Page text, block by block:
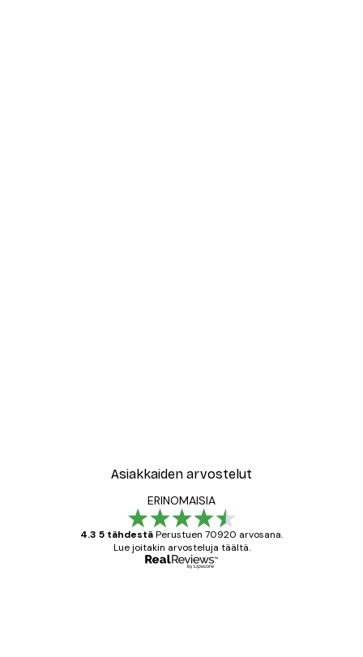
Asiakkaiden arvostelut
ERINOMAISIA
4.3 5 tähdestäPerustuen 70920 arvosana.
Lue joitakin arvosteluja täältä.